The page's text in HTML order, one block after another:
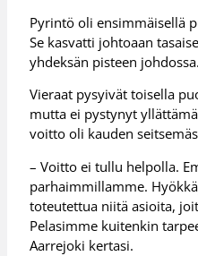
Pyrintö oli ensimmäisellä
Se kasvatti johtoaan
yhdeksän pisteen johdossa.
Vieraat pysyivät toisella
mutta ei pystynyt
voitto oli kauden
– Voitto ei tullu helpolla.
parhaimmillamme.
toteutettua niitä asioita,
Pelasimme kuitenkin
Aarrejoki kertasi.